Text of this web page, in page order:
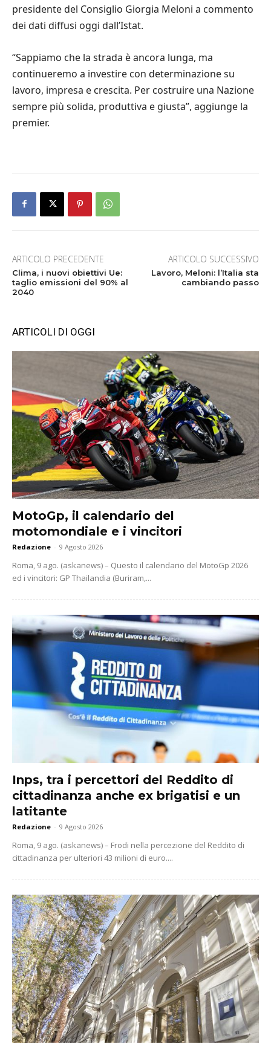
presidente del Consiglio Giorgia Meloni a commento
dei dati diffusi oggi dall’Istat.
“Sappiamo che la strada è ancora lunga, ma
continueremo a investire con determinazione su
lavoro, impresa e crescita. Per costruire una Nazione
sempre più solida, produttiva e giusta”, aggiunge la
premier.
ARTICOLO PRECEDENTE
Clima, i nuovi obiettivi Ue:
taglio emissioni del 90% al
2040
ARTICOLO SUCCESSIVO
Lavoro, Meloni: l’Italia sta
cambiando passo
ARTICOLI DI OGGI
MotoGp, il calendario del
motomondiale e i vincitori
Redazione - 9 Agosto 2026
Roma, 9 ago. (askanews) – Questo il calendario del MotoGp 2026
ed i vincitori: GP Thailandia (Buriram,...
Inps, tra i percettori del Reddito di
cittadinanza anche ex brigatisi e un
latitante
Redazione - 9 Agosto 2026
Roma, 9 ago. (askanews) – Frodi nella percezione del Reddito di
cittadinanza per ulteriori 43 milioni di euro....